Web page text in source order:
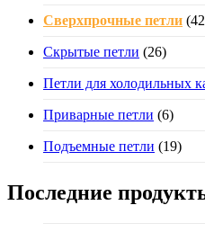
Сверхпрочные петли
Скрытые петли (26)
Петли для холодильных
Приварные петли (6)
Подъемные петли (19)
Последние